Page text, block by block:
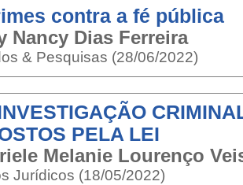
contra a fé pública
Nancy Dias Ferreira
& Pesquisas (28/06/2022)
PELA LEI
Melanie Lourenço
Jurídicos (18/05/2022)